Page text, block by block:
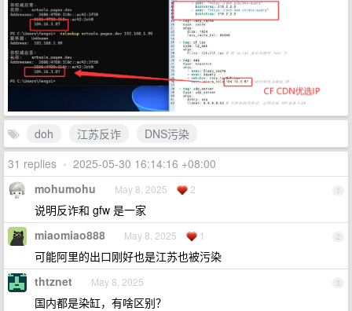
doh 江苏反诈
DNS污染
31 replies • 2025-05-30 16:14:16 +08:00
1
mohumohu May 8, 2025 2
说明反诈和 gfw 是一家
2
miaomiao888 May 8, 2025 1
可能阿里的出口刚好也是江苏也被污染
3
thtznet May 8, 2025
国内都是染缸，有啥区别？